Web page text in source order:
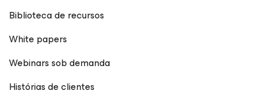
Biblioteca de recursos
White papers
Webinars sob demanda
Histórias de clientes